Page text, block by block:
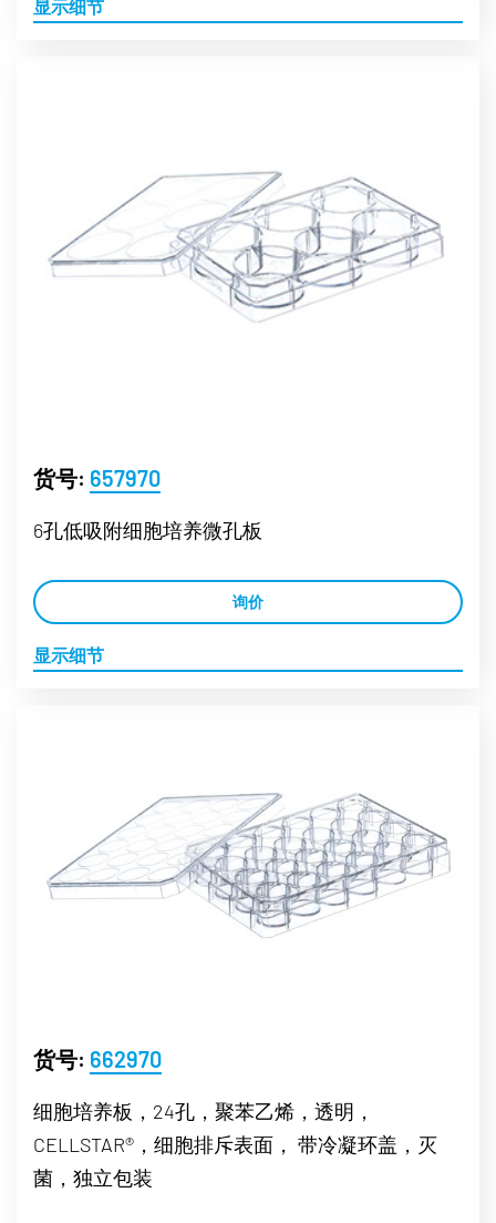
显示细节
货号: 657970
6孔低吸附细胞培养微孔板
询价
显示细节
货号: 662970
细胞培养板，24孔，聚苯乙烯，透明，
CELLSTAR®，细胞排斥表面， 带冷凝环盖，灭
菌，独立包装